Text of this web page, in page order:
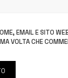
EMAIL E SITO
VOLTA CHE